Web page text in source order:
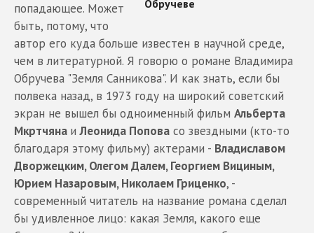
попадающее. Может
быть, потому, что
автор его куда больше известен в научной среде,
чем в литературной. Я говорю о романе Владимира
Обручева "Земля Санникова". И как знать, если бы
полвека назад, в 1973 году на широкий советский
экран не вышел бы одноименный фильм Альберта
Мкртчяна иЛеонида Попова со звездными (кто-то
благодаря этому фильму) актерами - Владиславом
Дворжецким, Олегом Далем, Георгием Вициным,
Юрием Назаровым, Николаем Гриценко, -
современный читатель на название романа сделал
бы удивленное лицо: какая Земля, какого еще